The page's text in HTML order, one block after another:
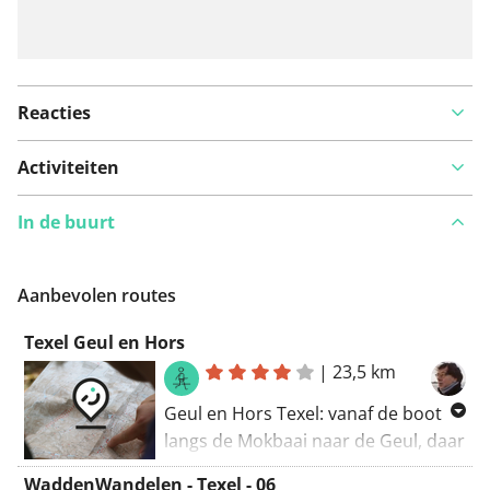
Reacties
Activiteiten
In de buurt
Aanbevolen routes
Texel Geul en Hors
|23,5 km
Geul en Hors Texel: vanaf de boot
langs de Mokbaai naar de Geul, daar
door de duinen via het Vlak naar
WaddenWandelen - Texel - 06